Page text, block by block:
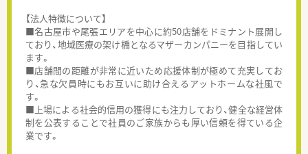
【法人特徴について】
■名古屋市や尾張エリアを中心に約50店舗をドミナント展開し
ており、地域医療の架け橋となるマザーカンパニーを目指してい
ます。
■店舗間の距離が非常に近いため応援体制が極めて充実してお
り、急な欠員時にもお互いに助け合えるアットホームな社風で
す。
■上場による社会的信用の獲得にも注力しており、健全な経営体
制を公表することで社員のご家族からも厚い信頼を得ている企
業です。